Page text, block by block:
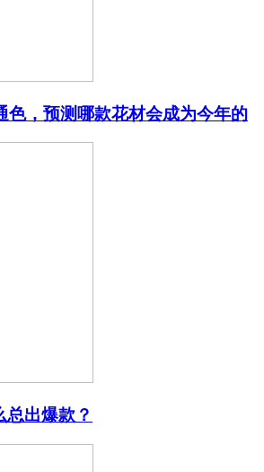
色，预测哪款花材会成为今年的
总出爆款？